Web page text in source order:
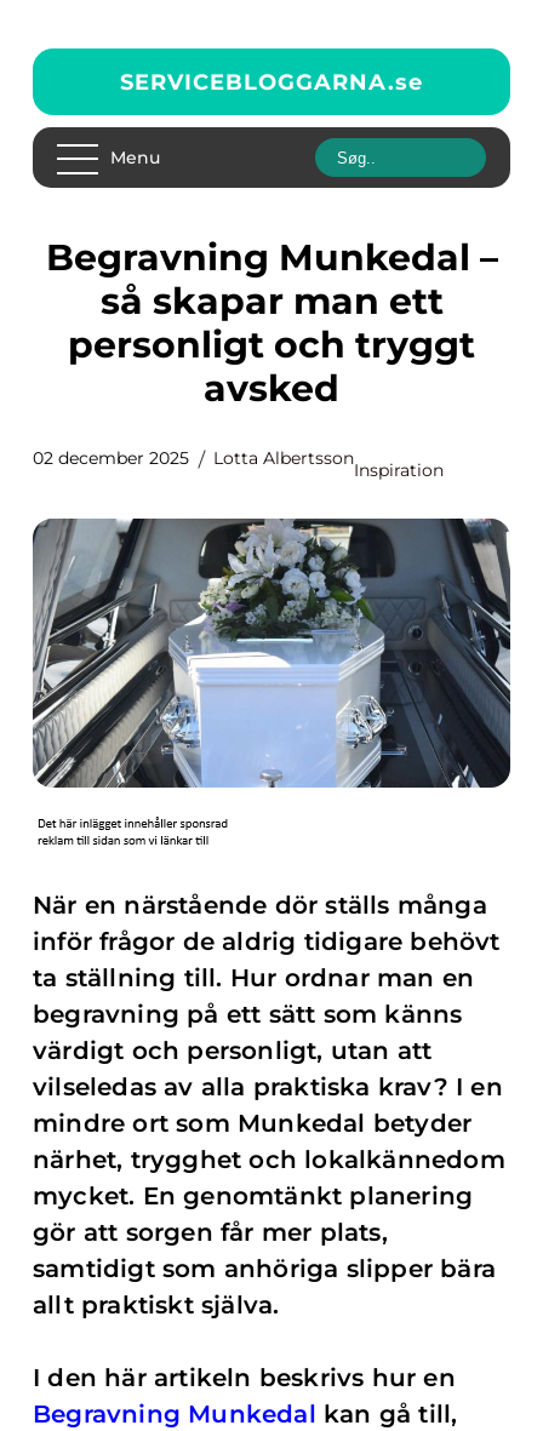
SERVICEBLOGGARNA.se
Menu
Begravning Munkedal –
så skapar man ett
personligt och tryggt
avsked
02 december 2025 Lotta Albertsson
Inspiration
När en närstående dör ställs många
inför frågor de aldrig tidigare behövt
ta ställning till. Hur ordnar man en
begravning på ett sätt som känns
värdigt och personligt, utan att
vilseledas av alla praktiska krav? I en
mindre ort som Munkedal betyder
närhet, trygghet och lokalkännedom
mycket. En genomtänkt planering
gör att sorgen får mer plats,
samtidigt som anhöriga slipper bära
allt praktiskt själva.
I den här artikeln beskrivs hur en
Begravning Munkedal kan gå till,